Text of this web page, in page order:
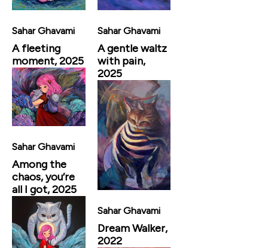
Sahar Ghavami
A fleeting
moment, 2025
Sahar Ghavami
Among the
chaos, you’re
all I got, 2025
Sahar Ghavami
A gentle waltz
with pain,
2025
Sahar Ghavami
Dream Walker,
2022